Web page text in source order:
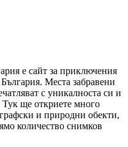
е сайт за приключения
Места забравени
с уникалноста си и
Тук ще откриете много
и природни обекти,
количество снимков